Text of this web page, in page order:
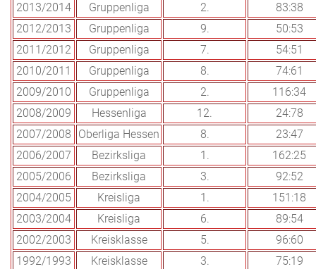
2013/2014
Gruppenliga 2.
83:38
2012/2013
Gruppenliga 9.
50:53
2011/2012
Gruppenliga 7.
54:51
2010/2011
Gruppenliga 8.
74:61
2009/2010
Gruppenliga 2.
116:34
2008/2009
Hessenliga 12.
24:78
2007/2008
Oberliga Hessen 8.
23:47
2006/2007
Bezirksliga 1.
162:25
2005/2006
Bezirksliga 3.
92:52
2004/2005
Kreisliga 1.
151:18
2003/2004
Kreisliga 6.
89:54
2002/2003
Kreisklasse 5.
96:60
1992/1993
Kreisklasse 3.
75:19